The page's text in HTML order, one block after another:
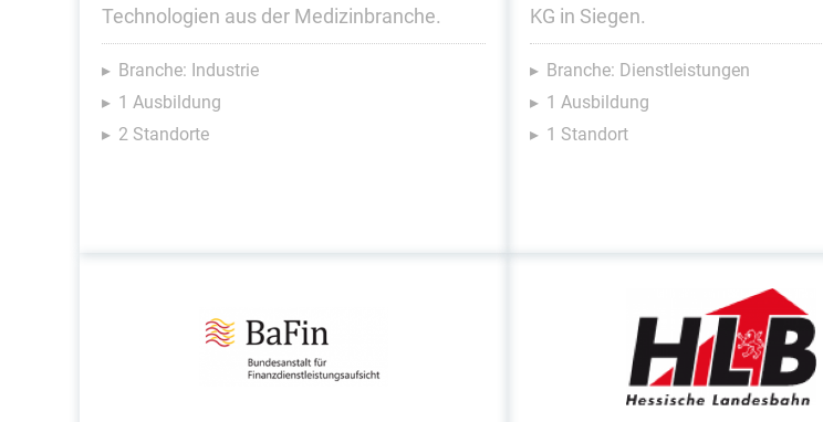
Technologien aus der Medizinbranche.
Branche: Industrie
1 Ausbildung
2 Standorte
KG in Siegen.
Branche: Dienstleistungen
1 Ausbildung
1 Standort